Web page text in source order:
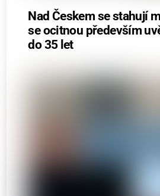
Nad Českem se stahují
se ocitnou především
do 35 let